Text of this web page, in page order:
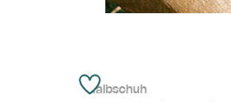
Halbschuh